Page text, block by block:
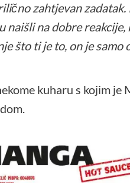
zahtjevan
na dobre
što ti je to, on je
kuharu s kojim